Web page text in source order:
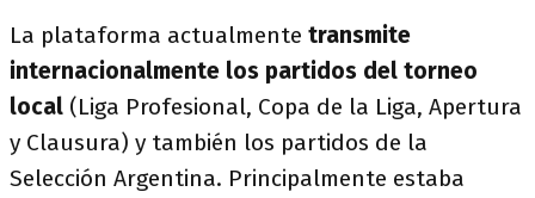
La plataforma actualmente transmite
internacionalmente los partidos del torneo
local (Liga Profesional, Copa de la Liga, Apertura
y Clausura) y también los partidos de la
Selección Argentina. Principalmente estaba